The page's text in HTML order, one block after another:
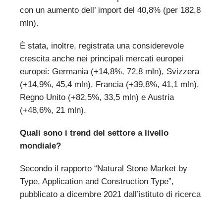
con un aumento dell’ import del 40,8% (per 182,8
mln).
È stata, inoltre, registrata una considerevole
crescita anche nei principali mercati europei
europei: Germania (+14,8%, 72,8 mln), Svizzera
(+14,9%, 45,4 mln), Francia (+39,8%, 41,1 mln),
Regno Unito (+82,5%, 33,5 mln) e Austria
(+48,6%, 21 mln).
Quali sono i trend del settore a livello
mondiale?
Secondo il rapporto “Natural Stone Market by
Type, Application and Construction Type”,
pubblicato a dicembre 2021 dall’istituto di ricerca